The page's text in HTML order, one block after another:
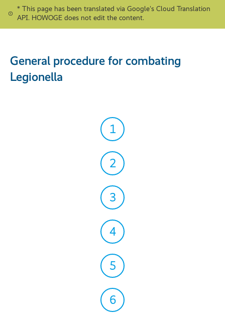
* This page has been translated via Google's Cloud Translation
API. HOWOGE does not edit the content.
General procedure for combating
Legionella
1
2
3
4
5
6